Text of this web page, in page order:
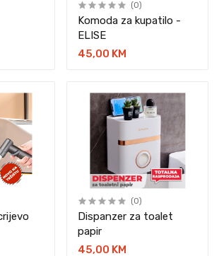
(0)
Komoda za kupatilo -
ELISE
45,00 KM
(0)
Dispanzer za toalet
papir
45,00 KM